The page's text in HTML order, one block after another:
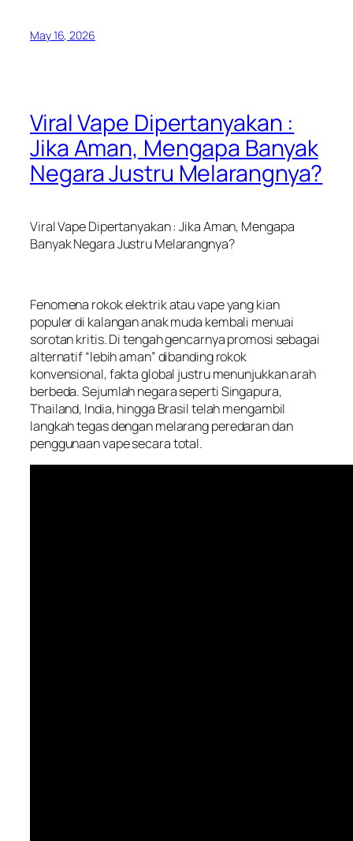
May 16, 2026
Viral Vape Dipertanyakan :
Jika Aman, Mengapa Banyak
Negara Justru Melarangnya?
Viral Vape Dipertanyakan : Jika Aman, Mengapa
Banyak Negara Justru Melarangnya?
Fenomena rokok elektrik atau vape yang kian
populer di kalangan anak muda kembali menuai
sorotan kritis. Di tengah gencarnya promosi sebagai
alternatif “lebih aman” dibanding rokok
konvensional, fakta global justru menunjukkan arah
berbeda. Sejumlah negara seperti Singapura,
Thailand, India, hingga Brasil telah mengambil
langkah tegas dengan melarang peredaran dan
penggunaan vape secara total.